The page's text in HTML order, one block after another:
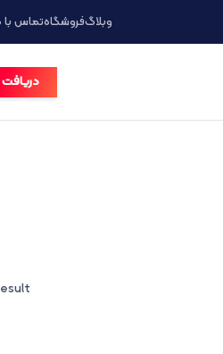
وبلاگفروشگاهتماس با